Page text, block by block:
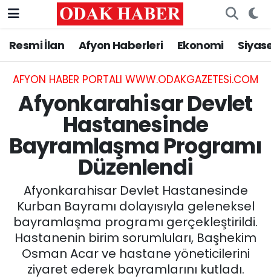
Resmi İlan Afyon Haberleri Ekonomi
AFYON HABER PORTALI WWW.ODAKGAZETESI.COM
Afyonkarahisar Devlet
Hastanesinde
Bayramlaşma Programı
Düzenlendi
Afyonkarahisar Devlet Hastanesinde
Kurban Bayramı dolayısıyla geleneksel
bayramlaşma programı gerçekleştirildi.
Hastanenin birim sorumluları, Başhekim
Osman Acar ve hastane yöneticilerini
ziyaret ederek bayramlarını kutladı.
AFYONKARAHİSAR HABERLERİ
Resmi İlan
ASAYİŞ
GÜNCEL
EĞİTİM
MAGAZİN
SAĞLIK
Nöbetçi Eczaneler
Hava Durumu
Trafik Durumu
Süper Lig Puan Durumu ve Fikstür
Tüm Manşetler
Son Dakika Haberleri
Haber Arşivi